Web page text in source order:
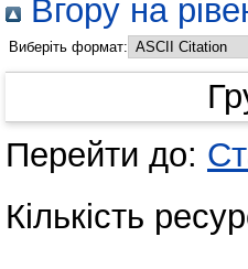
Вгору на
Виберіть формат:
Перейти до:
Кількість